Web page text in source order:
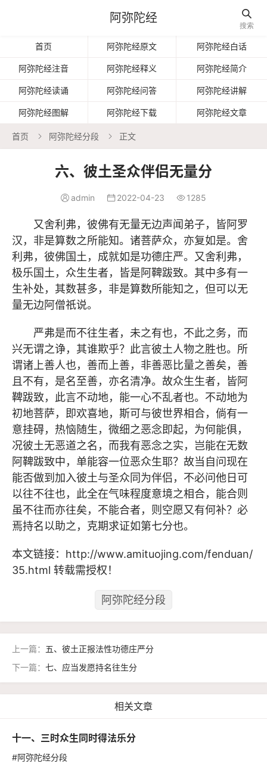
阿弥陀经 
搜索
首页 阿弥陀经原文 阿弥陀经白话
阿弥陀经注音 阿弥陀经释义 阿弥陀经简介
阿弥陀经读诵 阿弥陀经问答 阿弥陀经讲解
阿弥陀经图解 阿弥陀经下载 阿弥陀经文章
首页  阿弥陀经分段  正文
六、彼土圣众伴侣无量分
 admin  2022-04-23  1285
又舍利弗，彼佛有无量无边声闻弟子，皆阿罗
汉，非是算数之所能知。诸菩萨众，亦复如是。舍
利弗，彼佛国土，成就如是功德庄严。又舍利弗，
极乐国土，众生生者，皆是阿鞞跋致。其中多有一
生补处，其数甚多，非是算数所能知之，但可以无
量无边阿僧祇说。
严弗是而不往生者，未之有也，不此之务，而
兴无谓之诤，其谁欺乎？此言彼土人物之胜也。所
谓诸上善人也，善而上善，非善恶比量之善矣，善
且不有，是名至善，亦名清净。故众生生者，皆阿
鞞跋致，此言不动地，能一心不乱者也。不动地为
初地菩萨，即欢喜地，斯可与彼世界相合，倘有一
意挂碍，热恼随生，微细之恶念即起，为何能俱，
况彼土无恶道之名，而我有恶念之实，岂能在无数
阿鞞跋致中，单能容一位恶众生耶？故当自问现在
能否做到加入彼土与圣众同为伴侣，不必问他日可
以往不往也，此全在气味程度意境之相合，能合则
虽不往而亦往矣，不能合者，则空愿又有何补？必
焉持名以助之，克期求证如第七分也。
本文链接： http://www.amituojing.com/fenduan/
35.html 转载需授权！
阿弥陀经分段
上一篇： 五、彼土正报法性功德庄严分
下一篇： 七、应当发愿持名往生分
相关文章
十一、三时众生同时得法乐分
#阿弥陀经分段